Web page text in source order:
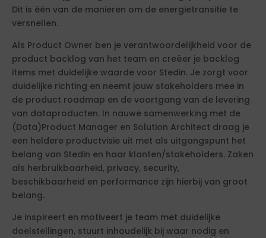
Dit is één van de manieren om de energietransitie te
versnellen.
Als Product Owner ben je verantwoordelijkheid voor de
product backlog van het team en creëer je backlog
items met duidelijke waarde voor Stedin. Je zorgt voor
duidelijke richting en neemt jouw stakeholders mee in
de product roadmap en de voortgang van de levering
van dataproducten. In nauwe samenwerking met de
(Data)Product Manager en Solution Architect draag je
een heldere productvisie uit met als uitgangspunt het
belang van Stedin en haar klanten/stakeholders. Zaken
als herbruikbaarheid, privacy, security,
beschikbaarheid en performance zijn hierbij van groot
belang.
Je inspireert en motiveert je team met duidelijke
doelstellingen, stuurt inhoudelijk bij waar nodig en